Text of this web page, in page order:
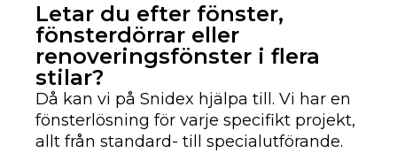
Letar du efter fönster,
fönsterdörrar eller
renoveringsfönster i flera
stilar?
Då kan vi på Snidex hjälpa till. Vi har en
fönsterlösning för varje specifikt projekt,
allt från standard- till specialutförande.